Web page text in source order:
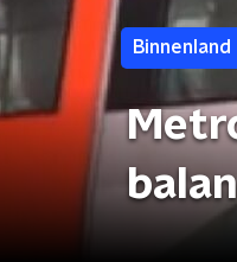
Binnenland